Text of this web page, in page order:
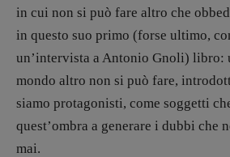
Marcoli,Elisabetta Michielin,Nicole
Spallina Roberto Sturm Tania Tonin
CONTATTI
Case editrici e coordinamento
recensioni:
Elio Grasso
in cui non si può fare altro che
in questo suo primo (forse ultimo,
un’intervista a Antonio Gnoli) libro:
mondo altro non si può fare,
siamo protagonisti, come soggetti
quest’ombra a generare i dubbi che
mai.